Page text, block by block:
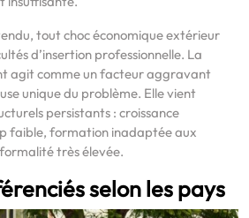
tout choc économique extérieur
d’insertion professionnelle. La
agit comme un facteur aggravant
unique du problème. Elle vient
persistants : croissance
faible, formation inadaptée aux
très élevée.
selon les pays